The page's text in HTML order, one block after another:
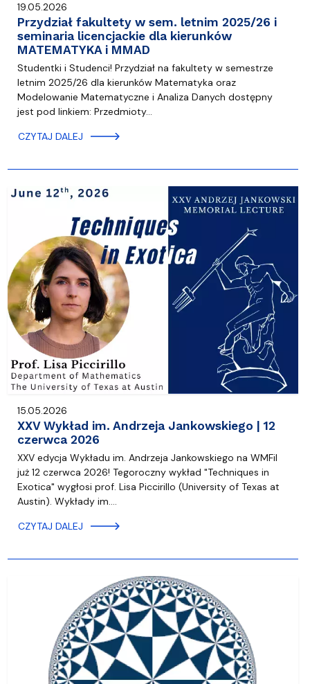
19.05.2026
Przydział fakultety w sem. letnim 2025/26 i
seminaria licencjackie dla kierunków
MATEMATYKA i MMAD
Studentki i Studenci! Przydział na fakultety w semestrze
letnim 2025/26 dla kierunków Matematyka oraz
Modelowanie Matematyczne i Analiza Danych dostępny
jest pod linkiem: Przedmioty…
CZYTAJ DALEJ
15.05.2026
XXV Wykład im. Andrzeja Jankowskiego | 12
czerwca 2026
XXV edycja Wykładu im. Andrzeja Jankowskiego na WMFiI
już 12 czerwca 2026! Tegoroczny wykład "Techniques in
Exotica" wygłosi prof. Lisa Piccirillo (University of Texas at
Austin). Wykłady im.…
CZYTAJ DALEJ